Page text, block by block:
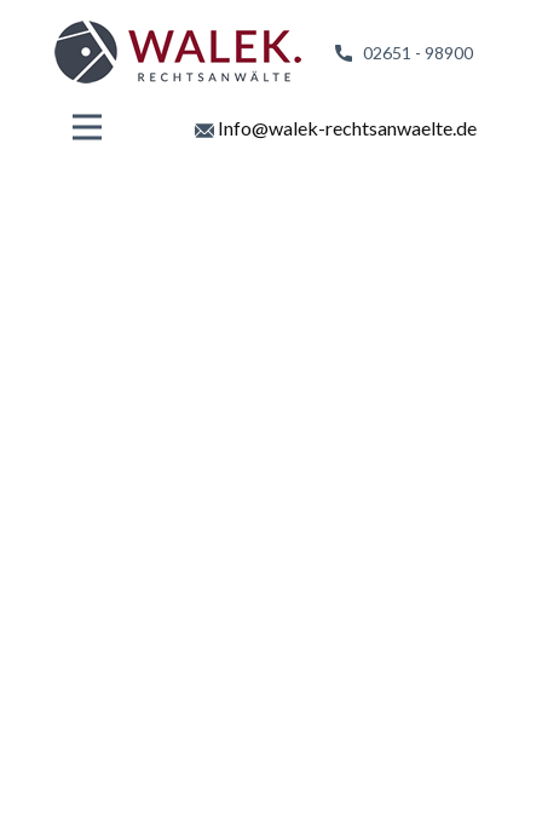
02651 - 98900
Info@walek-rechtsanwaelte.de